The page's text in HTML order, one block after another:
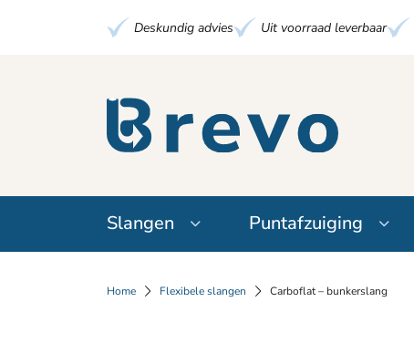
Deskundig advies Uit voorraad leverbaar
Slangen Puntafzuiging
Home Flexibele slangen Carboflat – bunkerslang